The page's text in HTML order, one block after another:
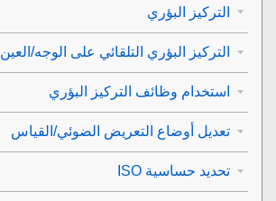
التركيز البؤري
التركيز البؤري التلقائي على الوجه/العين
استخدام وظائف التركيز البؤري
تعديل أوضاع التعريض الضوئي/القياس
تحديد حساسية ISO